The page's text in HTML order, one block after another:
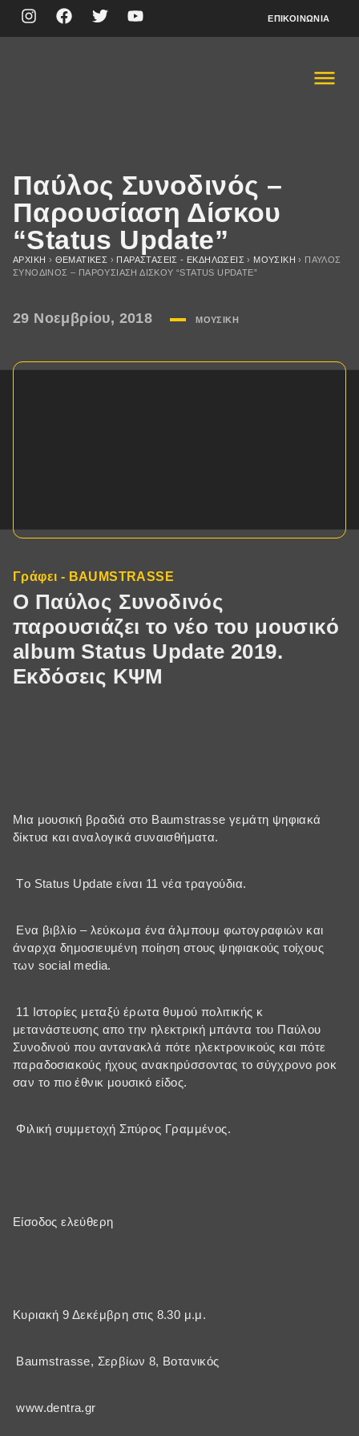
ΕΠΙΚΟΙΝΩΝΊΑ
Παύλος Συνοδινός –
Παρουσίαση Δίσκου
“Status Update”
ΑΡΧΙΚΉ › ΘΕΜΑΤΙΚΈΣ › ΠΑΡΑΣΤΆΣΕΙΣ - ΕΚΔΗΛΏΣΕΙΣ › ΜΟΥΣΙΚΉ › ΠΑΎΛΟΣ
ΣΥΝΟΔΙΝΌΣ – ΠΑΡΟΥΣΊΑΣΗ ΔΊΣΚΟΥ “STATUS UPDATE”
29 Νοεμβρίου, 2018 ΜΟΥΣΙΚΉ
Γράφει - BAUMSTRASSE
Ο Παύλος Συνοδινός
παρουσιάζει το νέο του μουσικό
album Status Update 2019.
Εκδόσεις ΚΨΜ
Μια μουσική βραδιά στο Baumstrasse γεμάτη ψηφιακά
δίκτυα και αναλογικά συναισθήματα.
Tο Status Update είναι 11 νέα τραγούδια.
Ενα βιβλίο – λεύκωμα ένα άλμπουμ φωτογραφιών και
άναρχα δημοσιευμένη ποίηση στους ψηφιακούς τοίχους
των social media.
11 Ιστορίες μεταξύ έρωτα θυμού πολιτικής κ
μετανάστευσης απο την ηλεκτρική μπάντα του Παύλου
Συνοδινού που αντανακλά πότε ηλεκτρονικούς και πότε
παραδοσιακούς ήχους ανακηρύσσοντας το σύγχρονο ροκ
σαν το πιο έθνικ μουσικό είδος.
Φιλική συμμετοχή Σπύρος Γραμμένος.
Είσοδος ελεύθερη
Κυριακή 9 Δεκέμβρη στις 8.30 μ.μ.
Baumstrasse, Σερβίων 8, Βοτανικός
www.dentra.gr